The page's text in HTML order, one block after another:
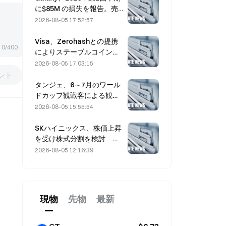
0/400
ト
に$85M の損失を報告。売
上高は3億ドル下振れし、株
2026-08-05 17:52:57
Visa、Zerohashとの提携
によりステーブルコイン決
済をVisa Directに統合
2026-08-05 17:03:15
タンジェ、6～7月のワール
ドカップ観戦客による観光
需要を追い風に売上高5％増
2026-08-05 15:55:54
SKハイニックス、株価上昇
を受け株式分割を検討 幹
部「不可能ではない」
2026-08-05 12:16:39
現物 先物 最新